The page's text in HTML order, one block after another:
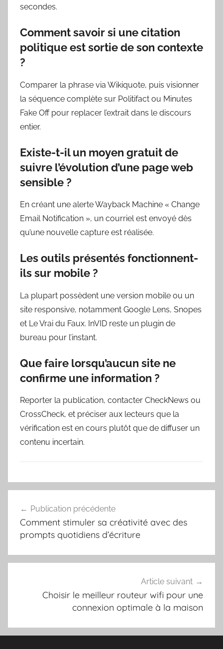
secondes.
Comment savoir si une citation
politique est sortie de son contexte
?
Comparer la phrase via Wikiquote, puis visionner
la séquence complète sur Politifact ou Minutes
Fake Off pour replacer l’extrait dans le discours
entier.
Existe-t-il un moyen gratuit de
suivre l’évolution d’une page web
sensible ?
En créant une alerte Wayback Machine « Change
Email Notification », un courriel est envoyé dès
qu’une nouvelle capture est réalisée.
Les outils présentés fonctionnent-
ils sur mobile ?
La plupart possèdent une version mobile ou un
site responsive, notamment Google Lens, Snopes
et Le Vrai du Faux. InVID reste un plugin de
bureau pour l’instant.
Que faire lorsqu’aucun site ne
confirme une information ?
Reporter la publication, contacter CheckNews ou
CrossCheck, et préciser aux lecteurs que la
vérification est en cours plutôt que de diffuser un
contenu incertain.
de
l’article
Publication précédente
Comment stimuler sa créativité avec des
prompts quotidiens d’écriture
Article suivant
Choisir le meilleur routeur wifi pour une
connexion optimale à la maison